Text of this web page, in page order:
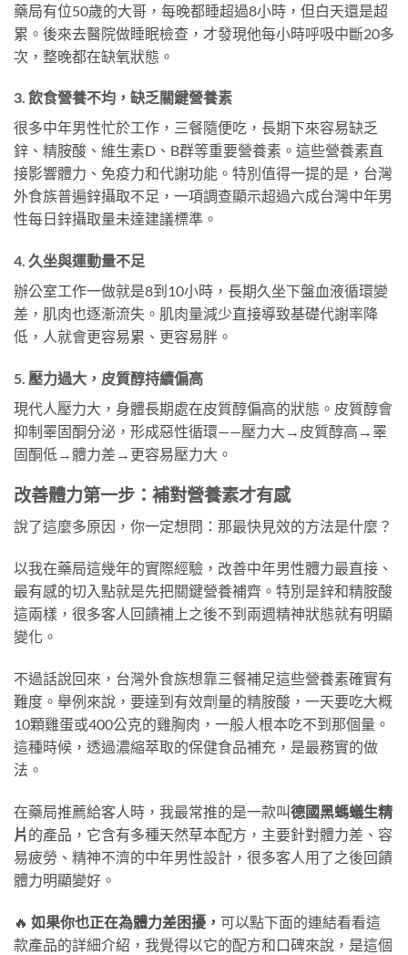
藥局有位50歲的大哥，每晚都睡超過8小時，但白天還是超
累。後來去醫院做睡眠檢查，才發現他每小時呼吸中斷20多
次，整晚都在缺氧狀態。
3. 飲食營養不均，缺乏關鍵營養素
很多中年男性忙於工作，三餐隨便吃，長期下來容易缺乏
鋅、精胺酸、維生素D、B群等重要營養素。這些營養素直
接影響體力、免疫力和代謝功能。特別值得一提的是，台灣
外食族普遍鋅攝取不足，一項調查顯示超過六成台灣中年男
性每日鋅攝取量未達建議標準。
4. 久坐與運動量不足
辦公室工作一做就是8到10小時，長期久坐下盤血液循環變
差，肌肉也逐漸流失。肌肉量減少直接導致基礎代謝率降
低，人就會更容易累、更容易胖。
5. 壓力過大，皮質醇持續偏高
現代人壓力大，身體長期處在皮質醇偏高的狀態。皮質醇會
抑制睪固酮分泌，形成惡性循環——壓力大→皮質醇高→睪
固酮低→體力差→更容易壓力大。
改善體力第一步：補對營養素才有感
說了這麼多原因，你一定想問：那最快見效的方法是什麼？
以我在藥局這幾年的實際經驗，改善中年男性體力最直接、
最有感的切入點就是先把關鍵營養補齊。特別是鋅和精胺酸
這兩樣，很多客人回饋補上之後不到兩週精神狀態就有明顯
變化。
不過話說回來，台灣外食族想靠三餐補足這些營養素確實有
難度。舉例來說，要達到有效劑量的精胺酸，一天要吃大概
10顆雞蛋或400公克的雞胸肉，一般人根本吃不到那個量。
這種時候，透過濃縮萃取的保健食品補充，是最務實的做
法。
在藥局推薦給客人時，我最常推的是一款叫德國黑螞蟻生精
片 的產品，它含有多種天然草本配方，主要針對體力差、容
易疲勞、精神不濟的中年男性設計，很多客人用了之後回饋
體力明顯變好。
🔥 如果你也正在為體力差困擾， 可以點下面的連結看看這
款產品的詳細介紹，我覺得以它的配方和口碑來說，是這個